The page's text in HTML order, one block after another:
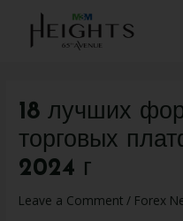
18 лучших
торговых
2024 г
Leave a Comment / Forex